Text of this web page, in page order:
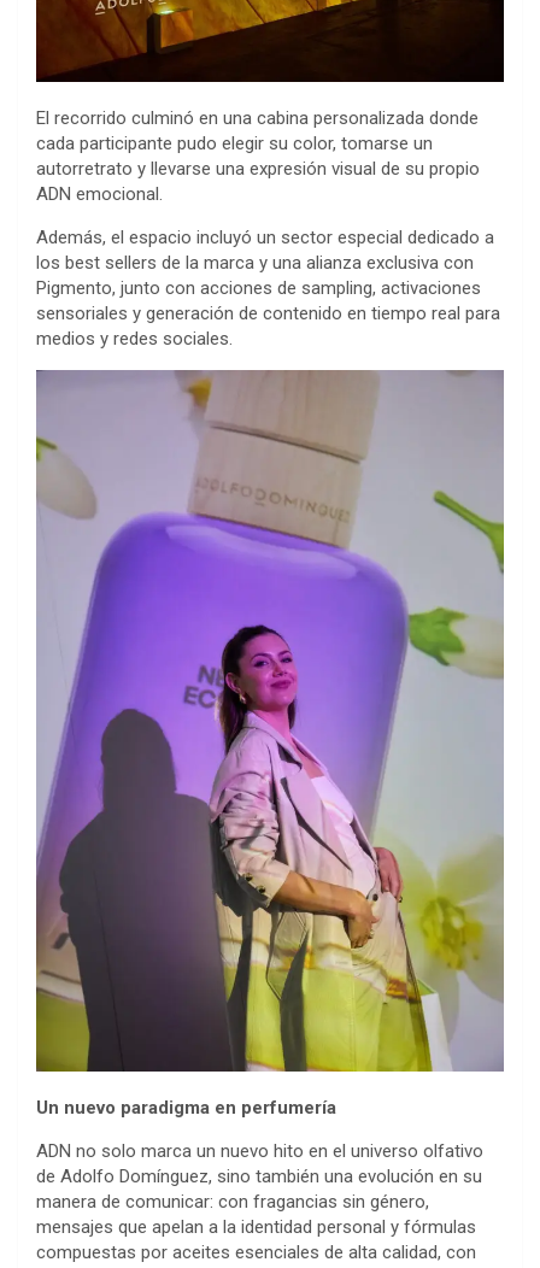
El recorrido culminó en una cabina personalizada donde
cada participante pudo elegir su color, tomarse un
autorretrato y llevarse una expresión visual de su propio
ADN emocional.
Además, el espacio incluyó un sector especial dedicado a
los best sellers de la marca y una alianza exclusiva con
Pigmento, junto con acciones de sampling, activaciones
sensoriales y generación de contenido en tiempo real para
medios y redes sociales.
Un nuevo paradigma en perfumería
ADN no solo marca un nuevo hito en el universo olfativo
de Adolfo Domínguez, sino también una evolución en su
manera de comunicar: con fragancias sin género,
mensajes que apelan a la identidad personal y fórmulas
compuestas por aceites esenciales de alta calidad, con